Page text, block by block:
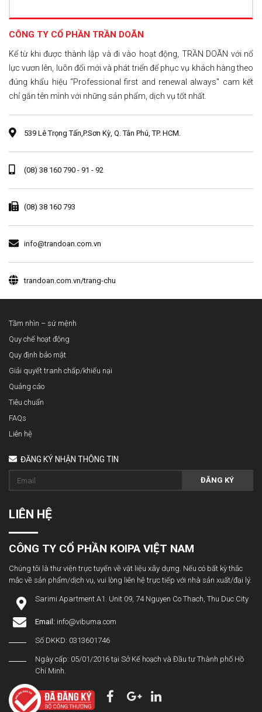
CÔNG TY CỔ PHẦN TRẦN DOÃN
Kể từ khi được thành lập và đi vào hoạt động, TRẦN DOÃN với nổ
lực vươn lên, luôn đổi mới và phát triển để phục vụ khách hàng theo
đúng khẩu hiệu “Professional first and renewal always" cam kết
chỉ gắn tên mình với những sản phẩm, dịch vụ tốt nhất.
539 Lê Trọng Tấn,P.Sơn Kỳ, Q. Tân Phú, TP. HCM.
(08) 38 160 790 - 91 - 92
(08) 38 160 793
info@trandoan.com.vn
trandoan.com.vn/trang-chu
Tầm nhìn – sứ mệnh
Quy chế hoạt động
Quy định bảo mật
Giải quyết tranh chấp/khiếu nại
Quảng cáo
Tiêu chuẩn
FAQs
Liên hệ
ĐĂNG KÝ NHẬN THÔNG TIN
ĐĂNG KÝ
LIÊN HỆ
CÔNG TY CỔ PHẦN KOIPA VIỆT NAM
Chúng tôi là thư viện trực tuyến về vật liệu xây dựng. Nếu có bất kỳ thắc
mắc về sản phẩm/dịch vụ, vui lòng liên hệ trực tiếp với nhà sản xuất/đại lý.
Sarimi Apartment A1. Unit 09, 74 Nguyen Co Thach, Thu Duc City
Email: info@vibuma.com
Số DKKD: 0313601746
Ngày cấp: 05/01/2016 tại Sở Kế hoạch và Đầu tư Thành phố Hồ
Chí Minh.